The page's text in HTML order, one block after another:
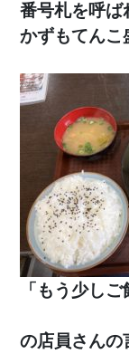
番号札を呼ば
かずもてんこ
「もう少し
の店員さんの